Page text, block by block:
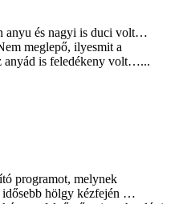
anyu és nagyi is duci volt…
meglepő, ilyesmit a
anyád is feledékeny volt…...
programot, melynek
idősebb hölgy kézfején …